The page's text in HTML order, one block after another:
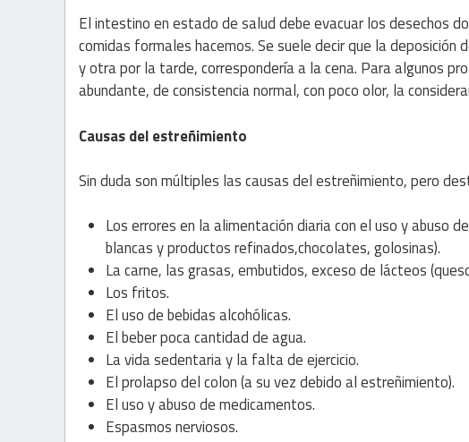
El intestino en estado de salud debe evacuar los desechos
comidas formales hacemos. Se suele decir que la
y otra por la tarde, correspondería a la cena. Para algunos
abundante, de consistencia normal, con poco olor, la
Causas del estreñimiento
Sin duda son múltiples las causas del estreñimiento, pero
Los errores en la alimentación diaria con el uso y abuso
blancas y productos refinados,chocolates, golosinas).
La carne, las grasas, embutidos, exceso de lácteos
Los fritos.
El uso de bebidas alcohólicas.
El beber poca cantidad de agua.
La vida sedentaria y la falta de ejercicio.
El prolapso del colon (a su vez debido al estreñimiento).
El uso y abuso de medicamentos.
Espasmos nerviosos.